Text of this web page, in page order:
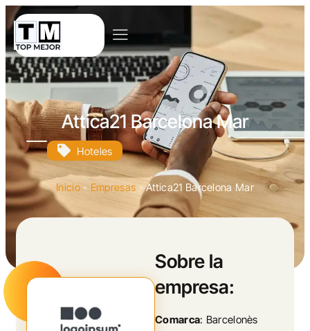
Attica21 Barcelona Mar
Hoteles
Inicio- Empresas -Attica21 Barcelona Mar
Sobre la
empresa:
Comarca: Barcelonès